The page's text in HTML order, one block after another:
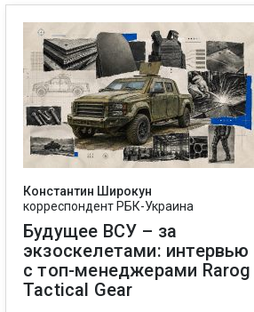
Константин Широкун
корреспондент РБК-Украина
Будущее ВСУ – за
экзоскелетами: интервью
с топ-менеджерами Rarog
Tactical Gear